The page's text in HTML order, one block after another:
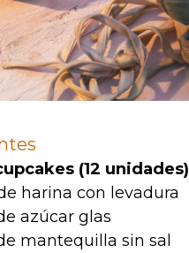
(12 unidades)
harina con levadura
azúcar glas
mantequilla sin sal